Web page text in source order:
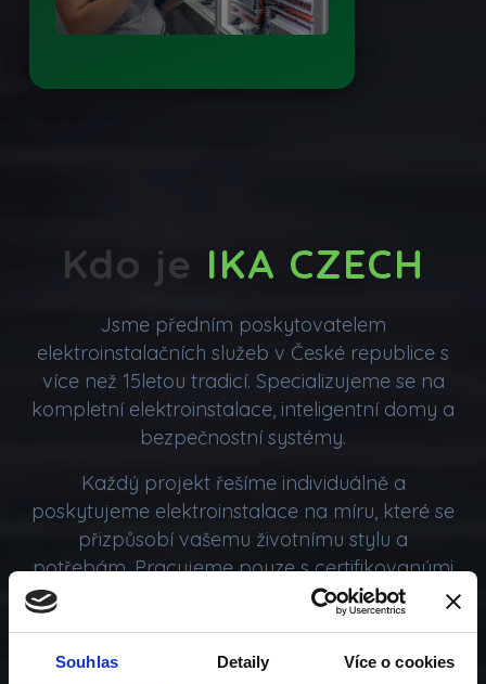
Souhlas Detaily Více o cookies
Kdo je IKA CZECH
Jsme předním poskytovatelem
elektroinstalačních služeb v České republice s
více než 15letou tradicí. Specializujeme se na
kompletní elektroinstalace, inteligentní domy a
bezpečnostní systémy.
Každý projekt řešíme individuálně a
poskytujeme elektroinstalace na míru, které se
přizpůsobí vašemu životnímu stylu a
potřebám. Pracujeme pouze s certifikovanými
komponenty renomovaných výrobců a
garantujeme nejvyšší kvalitu.
Naše partnerství se společnostmi jako